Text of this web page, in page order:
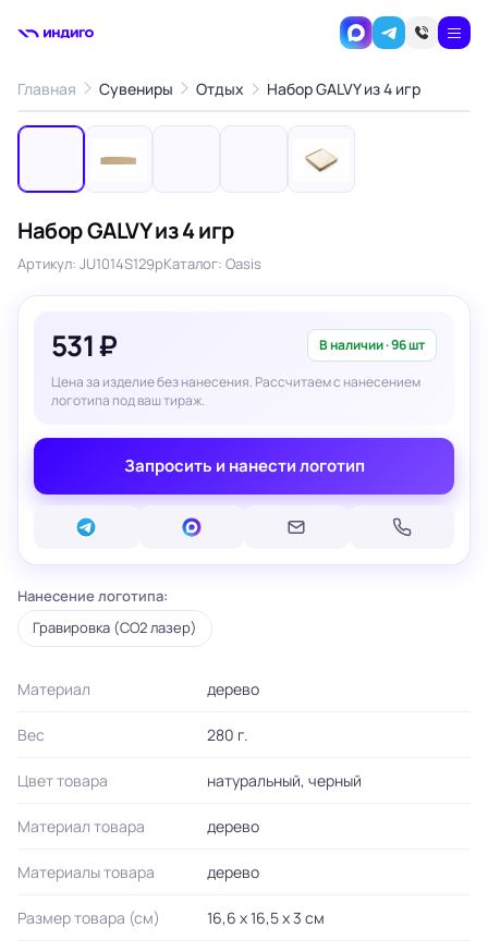
Главная Сувениры Отдых Набор GALVY из 4 игр
‹ ›
Набор GALVY из 4 игр
Артикул: JU1014S129pКаталог: Oasis
531 ₽ В наличии · 96 шт
Цена за изделие без нанесения. Рассчитаем с нанесением
логотипа под ваш тираж.
Запросить и нанести логотип
Нанесение логотипа:
Гравировка (CO2 лазер)
Материал дерево
Вес 280 г.
Цвет товара натуральный, черный
Материал товара дерево
Материалы товара дерево
Размер товара (см) 16,6 x 16,5 x 3 см